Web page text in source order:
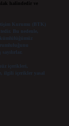
halindedir ve
Kurumu (BTK)
Bu nedenle,
içerikleri,
ilgili içerikler yasal